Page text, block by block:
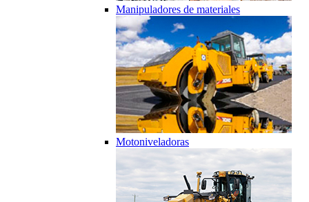
Manipuladores de materiales
Motoniveladoras